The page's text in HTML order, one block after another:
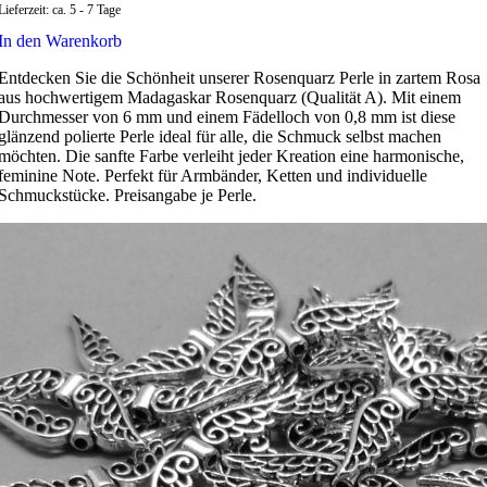
ca. 5 - 7 Tage
den Warenkorb
Sie die Schönheit unserer Rosenquarz Perle in zartem Rosa
hochwertigem Madagaskar Rosenquarz (Qualität A). Mit einem
von 6 mm und einem Fädelloch von 0,8 mm ist diese
polierte Perle ideal für alle, die Schmuck selbst machen
Die sanfte Farbe verleiht jeder Kreation eine harmonische,
Note. Perfekt für Armbänder, Ketten und individuelle
Preisangabe je Perle.